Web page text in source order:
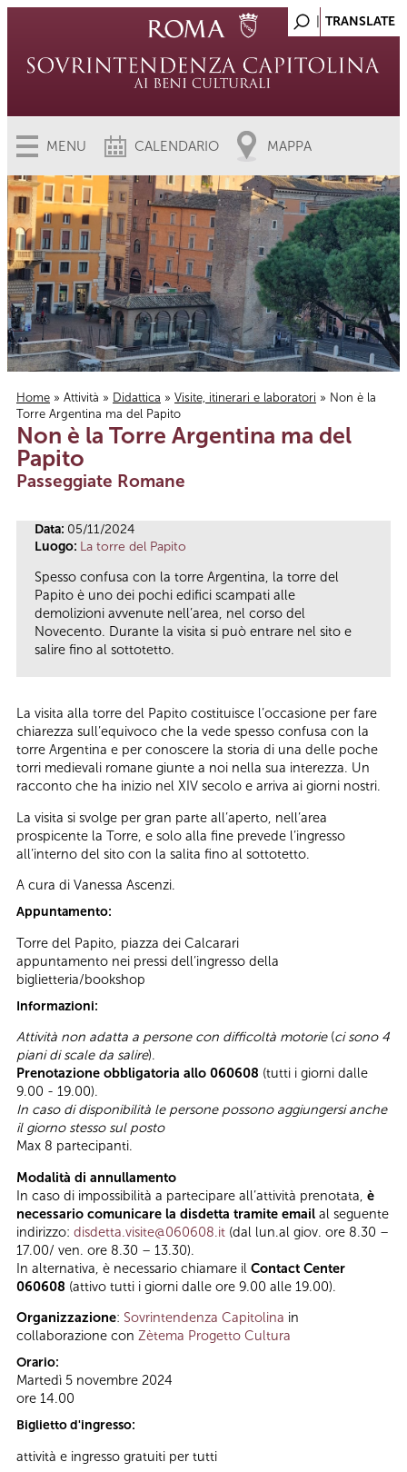
MENU CALENDARIO MAPPA
Tu sei qui
Home » Attività » Didattica » Visite, itinerari e laboratori » Non è la
Torre Argentina ma del Papito
Non è la Torre Argentina ma del
Papito
Passeggiate Romane
Data: 05/11/2024
Luogo: La torre del Papito
Spesso confusa con la torre Argentina, la torre del
Papito è uno dei pochi edifici scampati alle
demolizioni avvenute nell’area, nel corso del
Novecento. Durante la visita si può entrare nel sito e
salire fino al sottotetto.
La visita alla torre del Papito costituisce l’occasione per fare
chiarezza sull’equivoco che la vede spesso confusa con la
torre Argentina e per conoscere la storia di una delle poche
torri medievali romane giunte a noi nella sua interezza. Un
racconto che ha inizio nel XIV secolo e arriva ai giorni nostri.
La visita si svolge per gran parte all’aperto, nell’area
prospicente la Torre, e solo alla fine prevede l’ingresso
all’interno del sito con la salita fino al sottotetto.
A cura di Vanessa Ascenzi.
Appuntamento:
Torre del Papito, piazza dei Calcarari
appuntamento nei pressi dell’ingresso della
biglietteria/bookshop
Informazioni:
Attività non adatta a persone con difficoltà motorie(ci sono 4
piani di scale da salire).
Prenotazione obbligatoria allo 060608 (tutti i giorni dalle
9.00 - 19.00).
In caso di disponibilità le persone possono aggiungersi anche
il giorno stesso sul posto
Max 8 partecipanti.
Modalità di annullamento
In caso di impossibilità a partecipare all’attività prenotata, è
necessario comunicare la disdetta tramite email al seguente
indirizzo: disdetta.visite@060608.it (dal lun.al giov. ore 8.30 –
17.00/ ven. ore 8.30 – 13.30).
In alternativa, è necessario chiamare il Contact Center
060608 (attivo tutti i giorni dalle ore 9.00 alle 19.00).
Organizzazione: Sovrintendenza Capitolina in
collaborazione con Zètema Progetto Cultura
Orario:
Martedì 5 novembre 2024
ore 14.00
Biglietto d'ingresso:
attività e ingresso gratuiti per tutti